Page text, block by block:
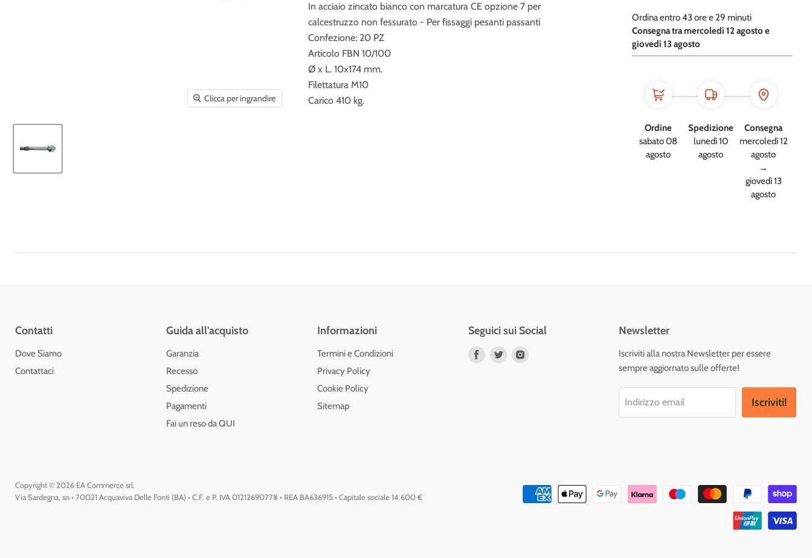
Clicca per ingrandire
In acciaio zincato bianco con marcatura CE opzione 7 per
calcestruzzo non fessurato - Per fissaggi pesanti passanti
Confezione: 20 PZ
Articolo FBN 10/100
Ø x L. 10x174 mm.
Filettatura M10
Carico 410 kg.
Ordina entro43 ore e 29 minuti
​Consegna tra mercoledì 12 agosto e
giovedì 13 agosto
Ordine
sabato 08
agosto
Spedizione
lunedì 10
agosto
Consegna
mercoledì 12
agosto
→
giovedì 13
agosto
Contatti
Dove Siamo
Contattaci
Guida all'acquisto
Garanzia
Recesso
Spedizione
Pagamenti
Fai un reso da QUI
Informazioni
Termini e Condizioni
Privacy Policy
Cookie Policy
Sitemap
Seguici sui Social
Trovaci Trovaci
Newsletter
Iscriviti alla nostra Newsletter per essere
sempre aggiornato sulle offerte!
Indirizzo email Iscriviti!
Copyright © 2026 EA Commerce srl.
Via Sardegna, sn • 70021 Acquaviva Delle Fonti (BA) • C.F. e P. IVA 01212690778 • REA BA636915 • Capitale sociale 14.600 €